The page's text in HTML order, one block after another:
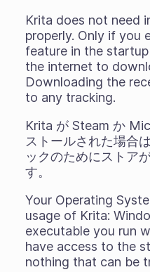
Krita does not need
properly. Only if you
feature in the
the internet to
Downloading the
to any tracking.
Krita が Steam か
ストールされた場合
ックのためにストア
す。
Your Operating
usage of Krita:
executable you run
have access to the
nothing that can be